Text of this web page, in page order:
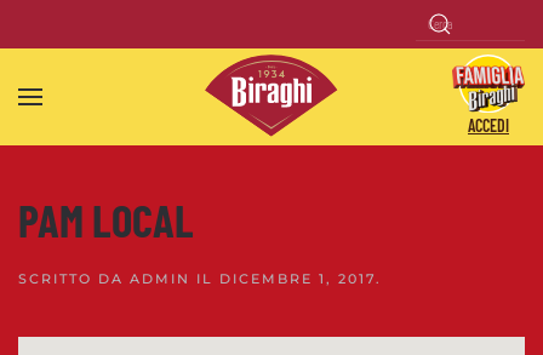
Skip to main content
ACCEDI
PAM LOCAL
SCRITTO DA ADMIN IL DICEMBRE 1, 2017.